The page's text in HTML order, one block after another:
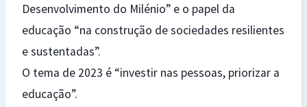
Desenvolvimento do Milénio” e o papel da
educação “na construção de sociedades resilientes
e sustentadas”.
O tema de 2023 é “investir nas pessoas, priorizar a
educação”.